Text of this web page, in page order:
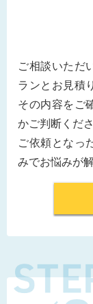
ご相談いただ
ランとお見積
その内容をご
かご判断くださ
ご依頼となっ
みでお悩みが